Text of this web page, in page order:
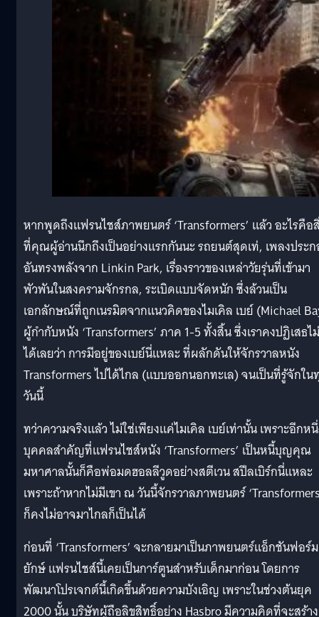
หากพูดถึงแฟรนไชส์ภาพยนตร์ ‘Transformers’ แล้ว อะไรคือ
ที่คุณผู้อ่านนึกถึงเป็นอย่างแรกกันนะ รถยนต์สุดเท่, เพลงประ
อันทรงพลังจาก Linkin Park, เรื่องราวของเหล่าวัยรุ่นที่เข้ามา
พัวพันในสงครามจักรกล, ระเบิดแบบจัดหนัก ซึ่งล้วนเป็น
เอกลักษณ์ที่ถูกเนรมิตจากแนวคิดของไมเคิล เบย์ (Michael
ผู้กำกับหนัง ‘Transformers’ ภาค 1-5 ทั้งสิ้น ซึ่งเราคงปฏิเสธไม่
ได้เลยว่า การมีอยู่ของเบย์นี่แหละ ที่ผลักดันให้จักรวาลหนัง
Transformers ไปได้ไกล (แบบออกนอกทะเล) จนเป็นที่รู้จักใน
วันนี้
ทว่าความจริงแล้ว ไม่ใช่เพียงแค่ไมเคิล เบย์เท่านั้น เพราะอีกห
บุคคลสำคัญที่แฟรนไชส์หนัง ‘Transformers’ เป็นหนี้บุญคุณ
มหาศาลนั้นก็คือพ่อมดฮอลลีวูดอย่างสตีเวน สปีลเบิร์กนี่แหละ
เพราะถ้าหากไม่มีเขา ณ วันนี้จักรวาลภาพยนตร์
ก็คงไม่อาจมาไกลก็เป็นได้
ก่อนที่ ‘Transformers’ จะกลายมาเป็นภาพยนตร์แอ็กชันฟอร์ม
ยักษ์ แฟรนไชส์นี้เคยเป็นการ์ตูนสำหรับเด็กมาก่อน โดยการ
พัฒนาโปรเจกต์นี้เกิดขึ้นด้วยความบังเอิญ เพราะในช่วงต้นยุค
2000 นั้น บริษัทผู้ถือลิขสิทธิ์อย่าง Hasbro มีความคิดที่จะสร้าง